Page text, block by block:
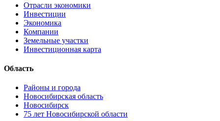
Отрасли экономики
Инвестиции
Экономика
Компании
Земельные участки
Инвестиционная карта
Область
Районы и города
Новосибирская область
Новосибирск
75 лет Новосибирской области